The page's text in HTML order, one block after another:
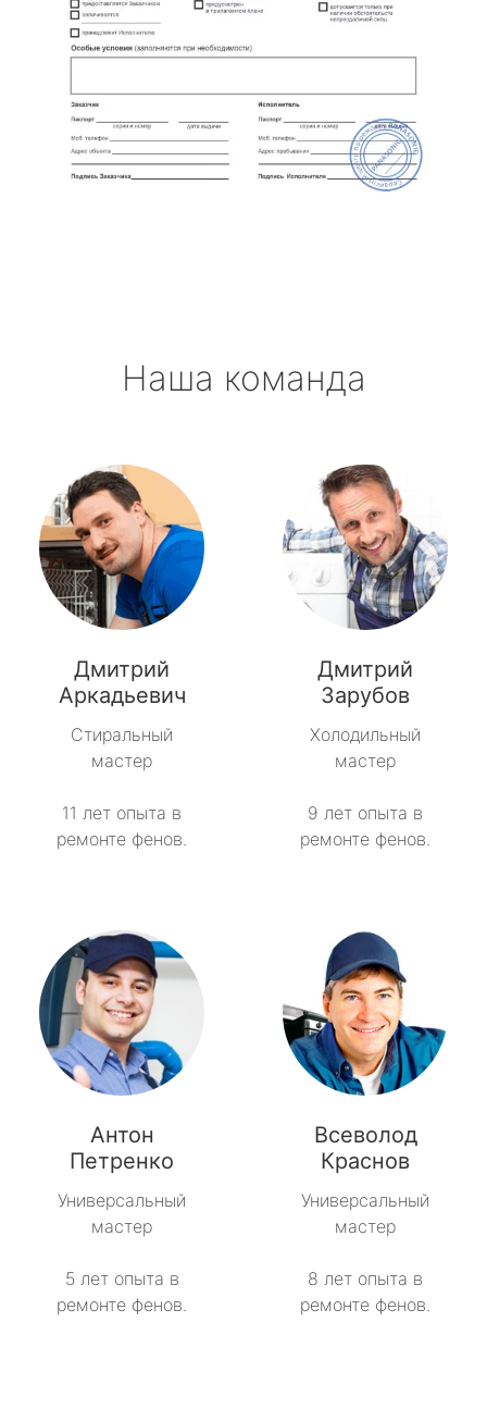
Наша команда
Дмитрий
Аркадьевич
Стиральный
мастер
11 лет опыта в
ремонте фенов.
Дмитрий
Зарубов
Холодильный
мастер
9 лет опыта в
ремонте фенов.
Антон
Петренко
Универсальный
мастер
5 лет опыта в
ремонте фенов.
Всеволод
Краснов
Универсальный
мастер
8 лет опыта в
ремонте фенов.